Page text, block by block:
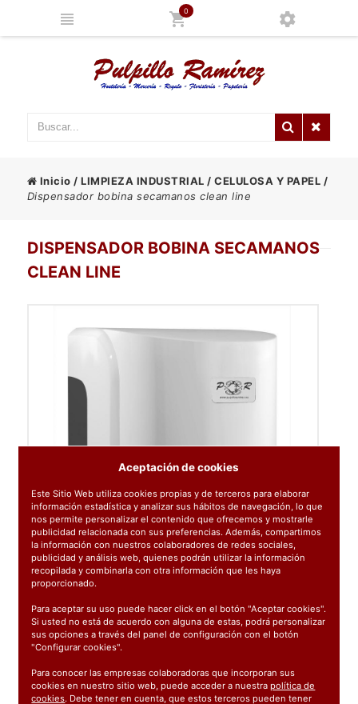
0
Inicio /LIMPIEZA INDUSTRIAL /CELULOSA Y PAPEL /
Dispensador bobina secamanos clean line
DISPENSADOR BOBINA SECAMANOS
CLEAN LINE
Aceptación de cookies
Este Sitio Web utiliza cookies propias y de terceros para elaborar
información estadística y analizar sus hábitos de navegación, lo que
nos permite personalizar el contenido que ofrecemos y mostrarle
publicidad relacionada con sus preferencias. Además, compartimos
la información con nuestros colaboradores de redes sociales,
publicidad y análisis web, quienes podrán utilizar la información
recopilada y combinarla con otra información que les haya
proporcionado.
Para aceptar su uso puede hacer click en el botón "Aceptar cookies".
Si usted no está de acuerdo con alguna de estas, podrá personalizar
sus opciones a través del panel de configuración con el botón
"Configurar cookies".
Para conocer las empresas colaboradoras que incorporan sus
cookies en nuestro sitio web, puede acceder a nuestrapolítica de
cookies. Debe tener en cuenta, que estos terceros pueden tener